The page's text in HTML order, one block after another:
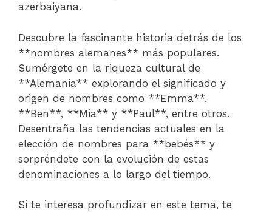
azerbaiyana.
Descubre la fascinante historia detrás de los
**nombres alemanes** más populares.
Sumérgete en la riqueza cultural de
**Alemania** explorando el significado y
origen de nombres como **Emma**,
**Ben**, **Mia** y **Paul**, entre otros.
Desentraña las tendencias actuales en la
elección de nombres para **bebés** y
sorpréndete con la evolución de estas
denominaciones a lo largo del tiempo.
Si te interesa profundizar en este tema, te